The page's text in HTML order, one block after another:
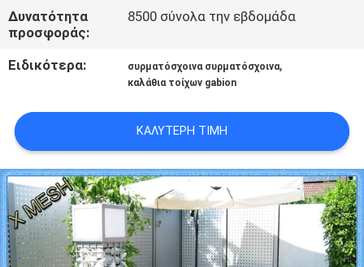
ΖΗΤΉΣΤΕ
ΈΝΑ
ΑΠΌΣΠΑΣΜΑ
SITEMAP
PRIVACY
POLICY
Δυνατότητα
προσφοράς:
8500 σύνολα την εβδομάδα
Ειδικότερα: συρματόσχοινα συρματόσχοινα,
καλάθια τοίχων gabion
ΚΑΛΎΤΕΡΗ ΤΙΜΉ